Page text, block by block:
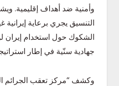
وأمنية ضد أهداف إقليمية.
التنسيق يجري برعاية إيرانية
الشكوك حول استخدام إيران
جهادية سنّية في إطار
وكشف “مركز تعقب الجرائم